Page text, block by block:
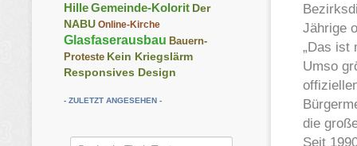
HilleGemeinde-Kolorit Der
NABU Online-Kirche
Glasfaserausbau Bauern-
Proteste Kein Kriegslärm
Responsives Design
- ZULETZT ANGESEHEN -
Jährige
„Das ist
Umso
die
Seit